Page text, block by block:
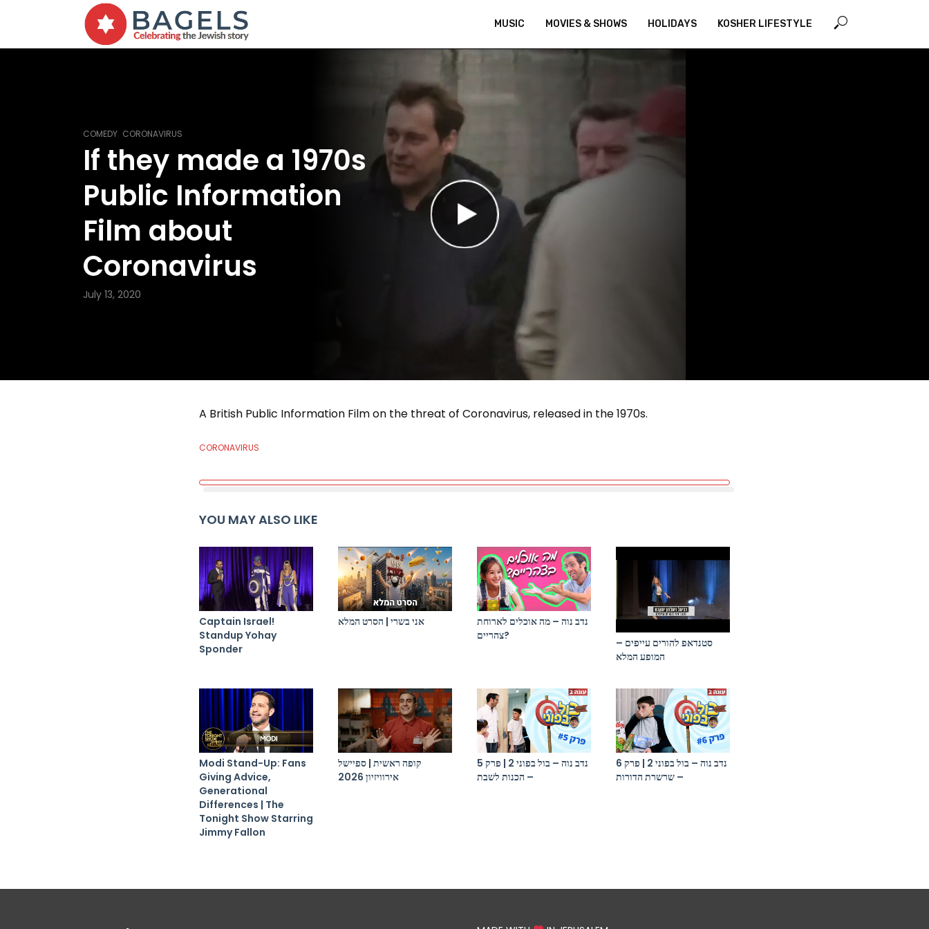
MUSIC MOVIES & SHOWS HOLIDAYS KOSHER LIFESTYLE
COMEDY CORONAVIRUS
If they made a 1970s
Public Information
Film about
Coronavirus
July 13, 2020
A British Public Information Film on the threat of Coronavirus, released in the 1970s.
CORONAVIRUS
YOU MAY ALSO LIKE
Captain Israel!
Standup Yohay
Sponder
אני בשרי | הסרט המלא
נדב נוה – מה אוכלים לארוחת
צהריים?
סטנדאפ להורים עייפים –
המופע המלא
Modi Stand-Up: Fans
Giving Advice,
Generational
Differences | The
Tonight Show Starring
Jimmy Fallon
קופה ראשית | ספיישל
אירוויזיון 2026
נדב נוה – בול בפוני 2 | פרק 5
– הכנות לשבת
נדב נוה – בול בפוני 2 | פרק 6
– שרשרת הדורות